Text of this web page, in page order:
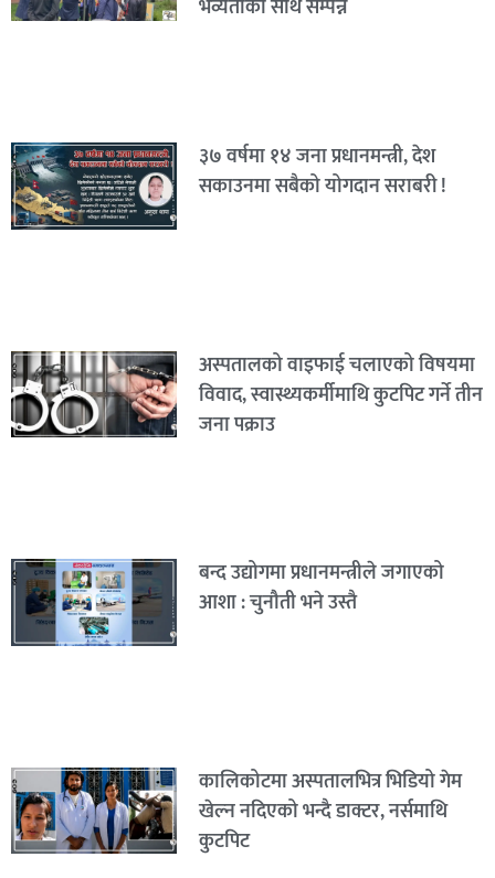
भव्यताका साथ सम्पन्न
३७ वर्षमा १४ जना प्रधानमन्त्री, देश
सकाउनमा सबैको योगदान सराबरी !
अस्पतालको वाइफाई चलाएको विषयमा
विवाद, स्वास्थ्यकर्मीमाथि कुटपिट गर्ने तीन
जना पक्राउ
बन्द उद्योगमा प्रधानमन्त्रीले जगाएको
आशा : चुनौती भने उस्तै
कालिकोटमा अस्पतालभित्र भिडियो गेम
खेल्न नदिएको भन्दै डाक्टर, नर्समाथि
कुटपिट